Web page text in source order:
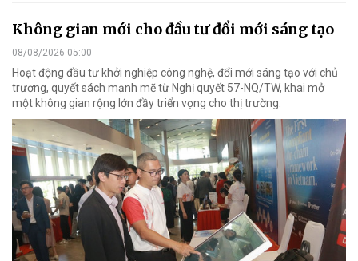
Không gian mới cho đầu tư đổi mới sáng tạo
08/08/2026 05:00
Hoạt động đầu tư khởi nghiệp công nghệ, đổi mới sáng tạo với chủ
trương, quyết sách mạnh mẽ từ Nghị quyết 57-NQ/TW, khai mở
một không gian rộng lớn đầy triển vọng cho thị trường.